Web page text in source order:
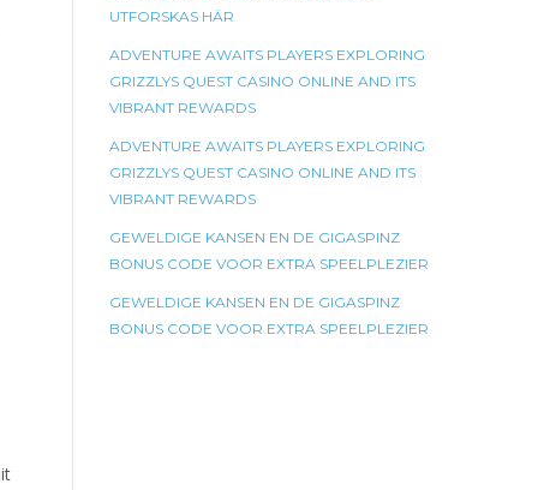
UTFORSKAS HÄR
ADVENTURE AWAITS PLAYERS EXPLORING
GRIZZLYS QUEST CASINO ONLINE AND ITS
VIBRANT REWARDS
ADVENTURE AWAITS PLAYERS EXPLORING
GRIZZLYS QUEST CASINO ONLINE AND ITS
VIBRANT REWARDS
GEWELDIGE KANSEN EN DE GIGASPINZ
BONUS CODE VOOR EXTRA SPEELPLEZIER
GEWELDIGE KANSEN EN DE GIGASPINZ
BONUS CODE VOOR EXTRA SPEELPLEZIER